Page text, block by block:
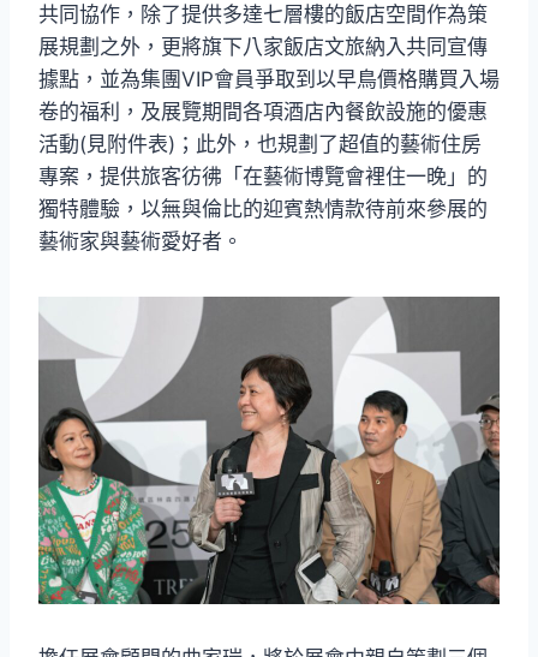
共同協作，除了提供多達七層樓的飯店空間作為策
展規劃之外，更將旗下八家飯店文旅納入共同宣傳
據點，並為集團VIP會員爭取到以早鳥價格購買入場
卷的福利，及展覽期間各項酒店內餐飲設施的優惠
活動(見附件表)；此外，也規劃了超值的藝術住房
專案，提供旅客彷彿「在藝術博覽會裡住一晚」的
獨特體驗，以無與倫比的迎賓熱情款待前來參展的
藝術家與藝術愛好者。